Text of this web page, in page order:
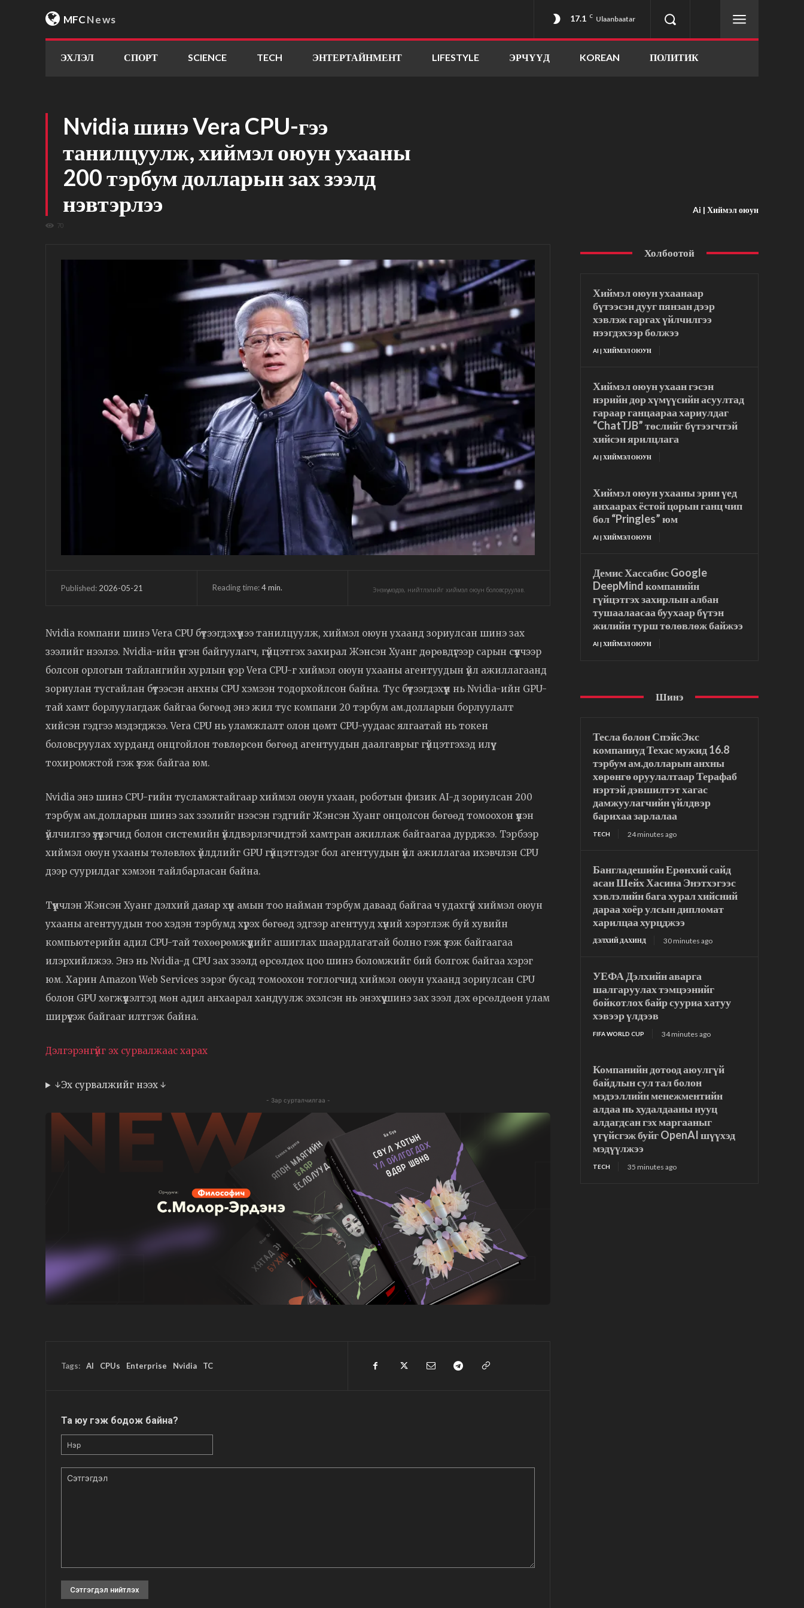
MFCNews 17.1 C Ulaanbaatar
ЭХЛЭЛ СПОРТ SCIENCE TECH ЭНТЕРТАЙНМЕНТ LIFESTYLE ЭРЧҮҮД KOREAN ПОЛИТИК
Nvidia шинэ Vera CPU-гээ
танилцуулж, хиймэл оюун ухааны
200 тэрбум долларын зах зээлд
нэвтэрлээ
70
Ai | Хиймэл оюун
Published: 2026-05-21 Reading time:4min. Энэхүү мэдээ, нийтлэлийг хиймэл оюун боловсруулав.
Nvidia компани шинэ Vera CPU бүтээгдэхүүнээ танилцуулж, хиймэл оюун ухаанд зориулсан шинэ зах
зээлийг нээлээ. Nvidia-ийн үүсгэн байгуулагч, гүйцэтгэх захирал Жэнсэн Хуанг дөрөвдүгээр сарын сүүлчээр
болсон орлогын тайлангийн хурлын үеэр Vera CPU-г хиймэл оюун ухааны агентуудын үйл ажиллагаанд
зориулан тусгайлан бүтээсэн анхны CPU хэмээн тодорхойлсон байна. Тус бүтээгдэхүүн нь Nvidia-ийн GPU-
тай хамт борлуулагдаж байгаа бөгөөд энэ жил тус компани 20 тэрбум ам.долларын борлуулалт
хийсэн гэдгээ мэдэгджээ. Vera CPU нь уламжлалт олон цөмт CPU-уудаас ялгаатай нь токен
боловсруулах хурданд онцгойлон төвлөрсөн бөгөөд агентуудын даалгаврыг гүйцэтгэхэд илүү
тохиромжтой гэж үзэж байгаа юм.
Nvidia энэ шинэ CPU-гийн тусламжтайгаар хиймэл оюун ухаан, роботын физик AI-д зориулсан 200
тэрбум ам.долларын шинэ зах зээлийг нээсэн гэдгийг Жэнсэн Хуанг онцолсон бөгөөд томоохон үүлэн
үйлчилгээ үзүүлэгчид болон системийн үйлдвэрлэгчидтэй хамтран ажиллаж байгаагаа дурджээ. Тэрбээр
хиймэл оюун ухааны төлөвлөх үйлдлийг GPU гүйцэтгэдэг бол агентуудын үйл ажиллагаа ихэвчлэн CPU
дээр суурилдаг хэмээн тайлбарласан байна.
Түүнчлэн Жэнсэн Хуанг дэлхий даяар хүн амын тоо найман тэрбум даваад байгаа ч удахгүй хиймэл оюун
ухааны агентуудын тоо хэдэн тэрбумд хүрэх бөгөөд эдгээр агентууд хүний хэрэглэж буй хувийн
компьютерийн адил CPU-тай төхөөрөмжүүдийг ашиглах шаардлагатай болно гэж үзэж байгаагаа
илэрхийлжээ. Энэ нь Nvidia-д CPU зах зээлд өрсөлдөх цоо шинэ боломжийг бий болгож байгаа хэрэг
юм. Харин Amazon Web Services зэрэг бусад томоохон тоглогчид хиймэл оюун ухаанд зориулсан CPU
болон GPU хөгжүүлэлтэд мөн адил анхаарал хандуулж эхэлсэн нь энэхүү шинэ зах зээл дэх өрсөлдөөн улам
ширүүсэж байгааг илтгэж байна.
Дэлгэрэнгүйг эх сурвалжаас харах
↓Эх сурвалжийг нээх ↓
- Зар сурталчилгаа -
Tags: AI CPUs Enterprise Nvidia TC
Та юу гэж бодож байна?
Холбоотой
Хиймэл оюун ухаанаар
бүтээсэн дууг пянзан дээр
хэвлэж гаргах үйлчилгээ
нээгдэхээр болжээ
AI | ХИЙМЭЛ ОЮУН
Хиймэл оюун ухаан гэсэн
нэрийн дор хүмүүсийн асуултад
гараар ганцаараа хариулдаг
“ChatTJB” төслийг бүтээгчтэй
хийсэн ярилцлага
AI | ХИЙМЭЛ ОЮУН
Хиймэл оюун ухааны эрин үед
анхаарах ёстой цорын ганц чип
бол “Pringles” юм
AI | ХИЙМЭЛ ОЮУН
Демис Хассабис Google
DeepMind компанийн
гүйцэтгэх захирлын албан
тушаалаасаа буухаар бүтэн
жилийн турш төлөвлөж байжээ
AI | ХИЙМЭЛ ОЮУН
Шинэ
Тесла болон СпэйсЭкс
компаниуд Техас мужид 16.8
тэрбум ам.долларын анхны
хөрөнгө оруулалтаар Терафаб
нэртэй дэвшилтэт хагас
дамжуулагчийн үйлдвэр
барихаа зарлалаа
TECH 24 minutes ago
Бангладешийн Ерөнхий сайд
асан Шейх Хасина Энэтхэгээс
хэвлэлийн бага хурал хийсний
дараа хоёр улсын дипломат
харилцаа хурцджээ
ДЭЛХИЙ ДАХИНД 30 minutes ago
УЕФА Дэлхийн аварга
шалгаруулах тэмцээнийг
бойкотлох байр сууриа хатуу
хэвээр үлдээв
FIFA WORLD CUP 34 minutes ago
Компанийн дотоод аюулгүй
байдлын сул тал болон
мэдээллийн менежментийн
алдаа нь худалдааны нууц
алдагдсан гэх маргааныг
үгүйсгэж буйг OpenAI шүүхэд
мэдүүлжээ
TECH 35 minutes ago